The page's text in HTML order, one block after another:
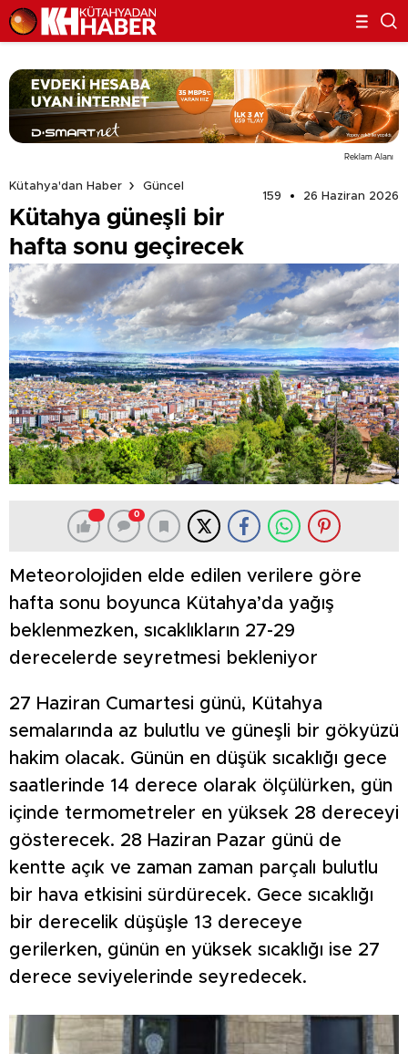
Reklam Alanı
Kütahya'dan Haber
Güncel
159
26 Haziran 2026
Kütahya güneşli bir
hafta sonu geçirecek
0
Meteorolojiden elde edilen verilere göre
hafta sonu boyunca Kütahya’da yağış
beklenmezken, sıcaklıkların 27-29
derecelerde seyretmesi bekleniyor
27 Haziran Cumartesi günü, Kütahya
semalarında az bulutlu ve güneşli bir gökyüzü
hakim olacak. Günün en düşük sıcaklığı gece
saatlerinde 14 derece olarak ölçülürken, gün
içinde termometreler en yüksek 28 dereceyi
gösterecek. 28 Haziran Pazar günü de
kentte açık ve zaman zaman parçalı bulutlu
bir hava etkisini sürdürecek. Gece sıcaklığı
bir derecelik düşüşle 13 dereceye
gerilerken, günün en yüksek sıcaklığı ise 27
derece seviyelerinde seyredecek.